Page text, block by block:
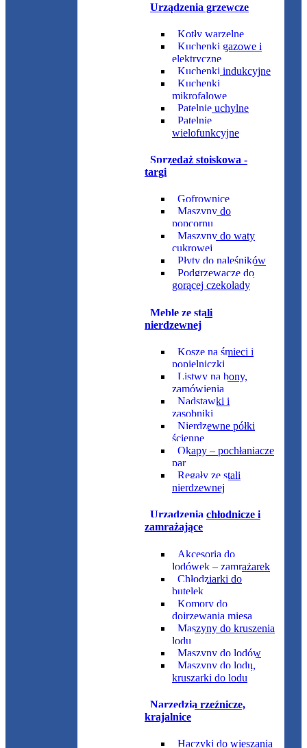
Urządzenia grzewcze
Kotły warzelne
Kuchenki gazowe i
elektryczne
Kuchenki indukcyjne
Kuchenki
mikrofalowe
Patelnie uchylne
Patelnie
wielofunkcyjne
Sprzedaż stoiskowa -
targi
Gofrownice
Maszyny do
popcornu
Maszyny do waty
cukrowej
Płyty do naleśników
Podgrzewacze do
gorącej czekolady
Meble ze stali
nierdzewnej
Kosze na śmieci i
popielniczki
Listwy na bony,
zamówienia
Nadstawki i
zasobniki
Nierdzewne półki
ścienne
Okapy – pochłaniacze
par
Regały ze stali
nierdzewnej
Urządzenia chłodnicze i
zamrażające
Akcesoria do
lodówek – zamrażarek
Chłodziarki do
butelek
Komory do
dojrzewania mięsa
Maszyny do kruszenia
lodu
Maszyny do lodów
Maszyny do lodu,
kruszarki do lodu
Narzędzia rzeźnicze,
krajalnice
Haczyki do wieszania